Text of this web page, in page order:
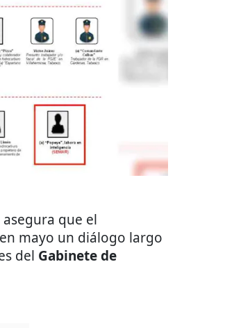
que el
mayo un diálogo largo
del Gabinete de